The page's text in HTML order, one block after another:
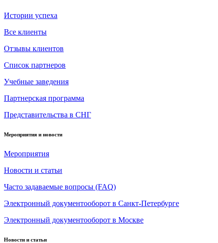
Истории успеха
Все клиенты
Отзывы клиентов
Список партнеров
Учебные заведения
Партнерская программа
Представительства в СНГ
Мероприятия и новости
Мероприятия
Новости и статьи
Часто задаваемые вопросы (FAQ)
Электронный документооборот в Санкт-Петербурге
Электронный документооборот в Москве
Новости и статьи